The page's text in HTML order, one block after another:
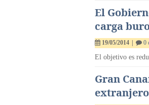
El
carga
19/05/2014 0
El objetivo es
Gran